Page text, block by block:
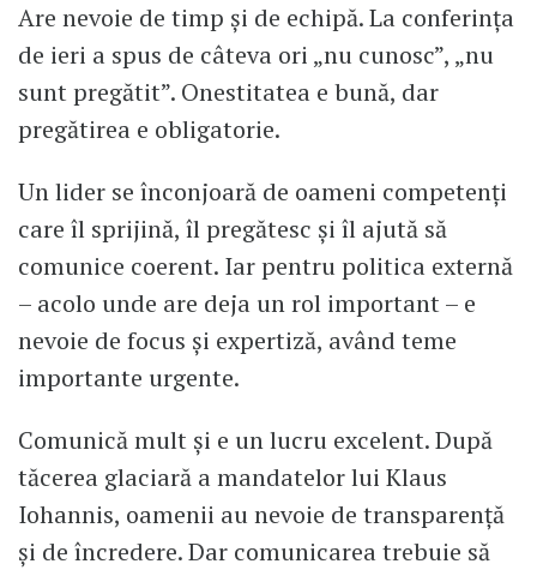
Are nevoie de timp și de echipă. La conferința
de ieri a spus de câteva ori „nu cunosc”, „nu
sunt pregătit”. Onestitatea e bună, dar
pregătirea e obligatorie.
Un lider se înconjoară de oameni competenți
care îl sprijină, îl pregătesc și îl ajută să
comunice coerent. Iar pentru politica externă
– acolo unde are deja un rol important – e
nevoie de focus și expertiză, având teme
importante urgente.
Comunică mult și e un lucru excelent. După
tăcerea glaciară a mandatelor lui Klaus
Iohannis, oamenii au nevoie de transparență
și de încredere. Dar comunicarea trebuie să